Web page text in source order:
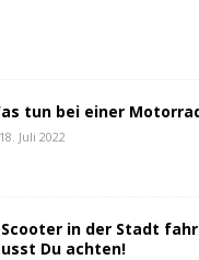
tun bei einer
18. Juli 2022
Scooter in der Stadt
Du achten!